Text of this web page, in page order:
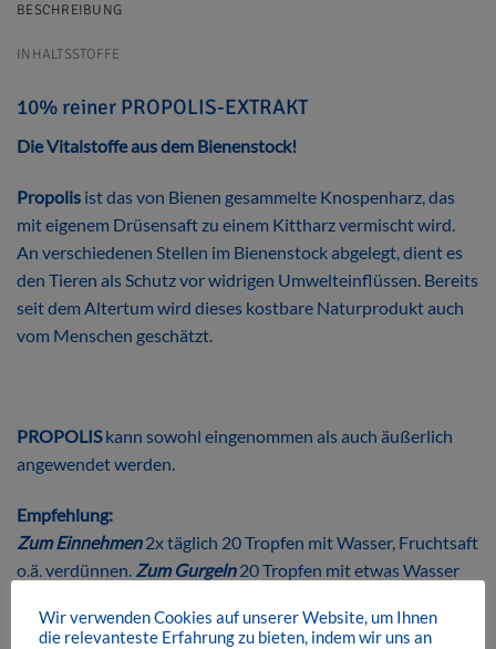
BESCHREIBUNG
INHALTSSTOFFE
10% reiner PROPOLIS-EXTRAKT
Die Vitalstoffe aus dem Bienenstock!
Propolis ist das von Bienen gesammelte Knospenharz, das
mit eigenem Drüsensaft zu einem Kittharz vermischt wird.
An verschiedenen Stellen im Bienenstock abgelegt, dient es
den Tieren als Schutz vor widrigen Umwelteinflüssen. Bereits
seit dem Altertum wird dieses kostbare Naturprodukt auch
vom Menschen geschätzt.
PROPOLISkann sowohl eingenommen als auch äußerlich
angewendet werden.
Empfehlung:
Zum Einnehmen2x täglich 20 Tropfen mit Wasser, Fruchtsaft
o.ä. verdünnen. Zum Gurgeln20 Tropfen mit etwas Wasser
Zur äußerlichen Anwendungmit Wattestäbchen auftupfen.
Wir verwenden Cookies auf unserer Website, um Ihnen
die relevanteste Erfahrung zu bieten, indem wir uns an